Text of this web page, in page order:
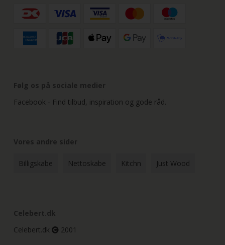
Følg os på sociale medier
Facebook - Find tilbud, inspiration og gode råd.
Vores andre sider
Billigskabe Nettoskabe Kitchn Just Wood
Celebert.dk
Celebert.dk
2001